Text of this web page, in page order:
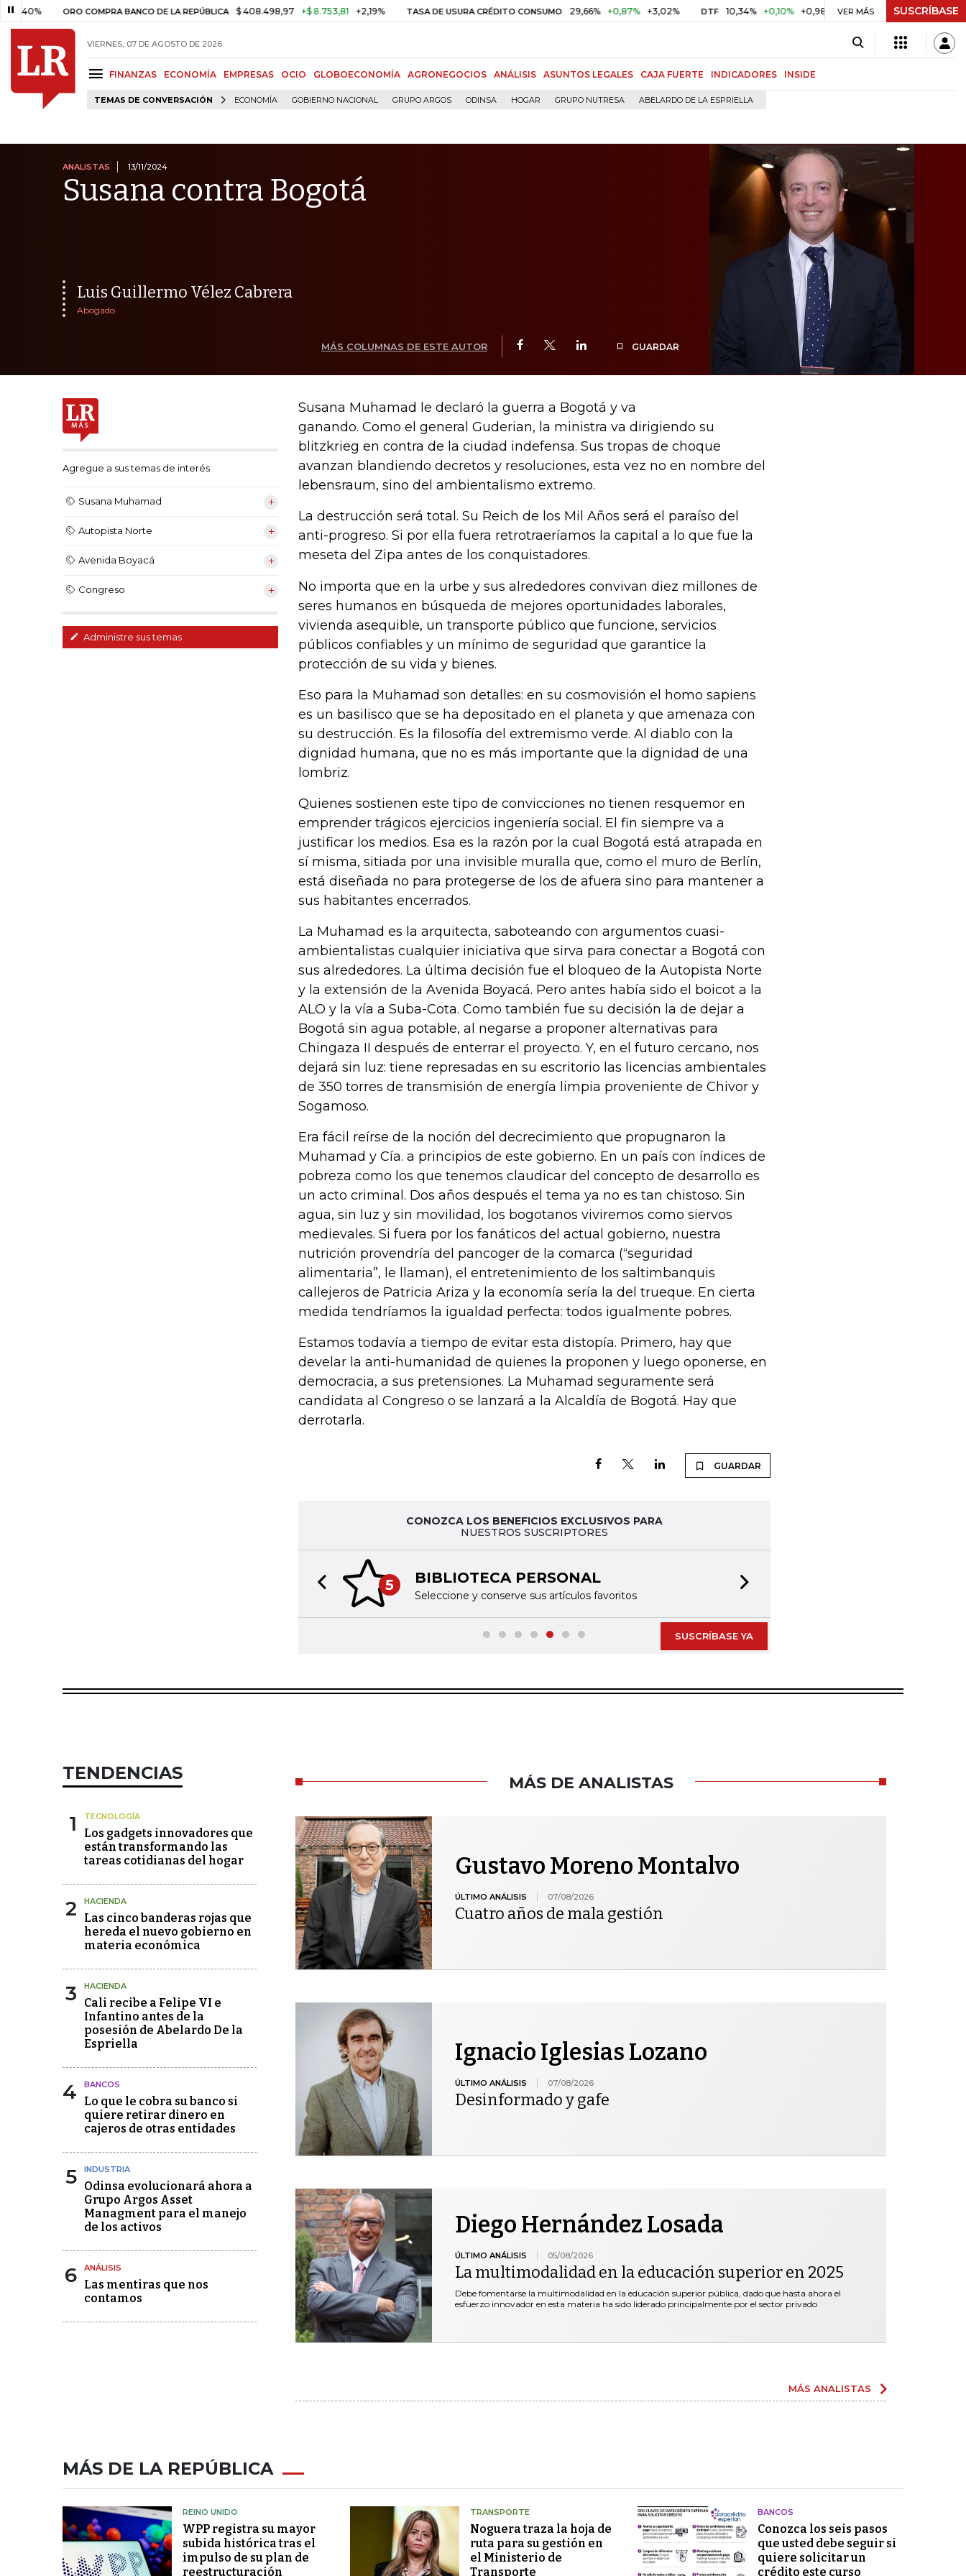
ORO COMPRA BANCO DE LA REPÚBLICA $ 408.498,97 +$ 8.753,81 +2,19% TASA DE USURA CRÉDITO CONSUMO 29,66% +0,87% +3,02% DTF 10,34% +0,10% +0,98% UVR $ 416,91 +$ 0,05 +0,01%
VER MÁS SUSCRÍBASE
VIERNES, 07 DE AGOSTO DE 2026
FINANZAS ECONOMÍA EMPRESAS OCIO GLOBOECONOMÍA AGRONEGOCIOS ANÁLISIS ASUNTOS LEGALES CAJA FUERTE INDICADORES INSIDE
TEMAS DE CONVERSACIÓN ECONOMÍA GOBIERNO NACIONAL GRUPO ARGOS ODINSA HOGAR GRUPO NUTRESA ABELARDO DE LA ESPRIELLA
ANALISTAS 13/11/2024
Susana contra Bogotá
Luis Guillermo Vélez Cabrera
Abogado
MÁS COLUMNAS DE ESTE AUTOR GUARDAR
Agregue a sus temas de interés
Susana Muhamad
Autopista Norte
Avenida Boyacá
Congreso
Administre sus temas
Susana Muhamad le declaró la guerra a Bogotá y va
ganando. Como el general Guderian, la ministra va dirigiendo su
blitzkrieg en contra de la ciudad indefensa. Sus tropas de choque
avanzan blandiendo decretos y resoluciones, esta vez no en nombre del
lebensraum, sino del ambientalismo extremo.
La destrucción será total. Su Reich de los Mil Años será el paraíso del
anti-progreso. Si por ella fuera retrotraeríamos la capital a lo que fue la
meseta del Zipa antes de los conquistadores.
No importa que en la urbe y sus alrededores convivan diez millones de
seres humanos en búsqueda de mejores oportunidades laborales,
vivienda asequible, un transporte público que funcione, servicios
públicos confiables y un mínimo de seguridad que garantice la
protección de su vida y bienes.
Eso para la Muhamad son detalles: en su cosmovisión el homo sapiens
es un basilisco que se ha depositado en el planeta y que amenaza con
su destrucción. Es la filosofía del extremismo verde. Al diablo con la
dignidad humana, que no es más importante que la dignidad de una
lombriz.
Quienes sostienen este tipo de convicciones no tienen resquemor en
emprender trágicos ejercicios ingeniería social. El fin siempre va a
justificar los medios. Esa es la razón por la cual Bogotá está atrapada en
sí misma, sitiada por una invisible muralla que, como el muro de Berlín,
está diseñada no para protegerse de los de afuera sino para mantener a
sus habitantes encerrados.
La Muhamad es la arquitecta, saboteando con argumentos cuasi-
ambientalistas cualquier iniciativa que sirva para conectar a Bogotá con
sus alrededores. La última decisión fue el bloqueo de la Autopista Norte
y la extensión de la Avenida Boyacá. Pero antes había sido el boicot a la
ALO y la vía a Suba-Cota. Como también fue su decisión la de dejar a
Bogotá sin agua potable, al negarse a proponer alternativas para
Chingaza II después de enterrar el proyecto. Y, en el futuro cercano, nos
dejará sin luz: tiene represadas en su escritorio las licencias ambientales
de 350 torres de transmisión de energía limpia proveniente de Chivor y
Sogamoso.
Era fácil reírse de la noción del decrecimiento que propugnaron la
Muhamad y Cía. a principios de este gobierno. En un país con índices de
pobreza como los que tenemos claudicar del concepto de desarrollo es
un acto criminal. Dos años después el tema ya no es tan chistoso. Sin
agua, sin luz y sin movilidad, los bogotanos viviremos como siervos
medievales. Si fuera por los fanáticos del actual gobierno, nuestra
nutrición provendría del pancoger de la comarca (“seguridad
alimentaria”, le llaman), el entretenimiento de los saltimbanquis
callejeros de Patricia Ariza y la economía sería la del trueque. En cierta
medida tendríamos la igualdad perfecta: todos igualmente pobres.
Estamos todavía a tiempo de evitar esta distopía. Primero, hay que
develar la anti-humanidad de quienes la proponen y luego oponerse, en
democracia, a sus pretensiones. La Muhamad seguramente será
candidata al Congreso o se lanzará a la Alcaldía de Bogotá. Hay que
derrotarla.
GUARDAR
CONOZCA LOS BENEFICIOS EXCLUSIVOS PARA
NUESTROS SUSCRIPTORES
5 BIBLIOTECA PERSONAL
Seleccione y conserve sus artículos favoritos
Previous slide
SUSCRÍBASE YA
TENDENCIAS
1 TECNOLOGÍA
Los gadgets innovadores que
están transformando las
tareas cotidianas del hogar
2 HACIENDA
Las cinco banderas rojas que
hereda el nuevo gobierno en
materia económica
3 HACIENDA
Cali recibe a Felipe VI e
Infantino antes de la
posesión de Abelardo De la
Espriella
4 BANCOS
Lo que le cobra su banco si
quiere retirar dinero en
cajeros de otras entidades
5 INDUSTRIA
Odinsa evolucionará ahora a
Grupo Argos Asset
Managment para el manejo
de los activos
6 ANÁLISIS
Las mentiras que nos
contamos
MÁS DE ANALISTAS
Gustavo Moreno Montalvo
ÚLTIMO ANÁLISIS 07/08/2026
Cuatro años de mala gestión
Ignacio Iglesias Lozano
ÚLTIMO ANÁLISIS 07/08/2026
Desinformado y gafe
Diego Hernández Losada
ÚLTIMO ANÁLISIS 05/08/2026
La multimodalidad en la educación superior en 2025
Debe fomentarse la multimodalidad en la educación superior pública, dado que hasta ahora el
esfuerzo innovador en esta materia ha sido liderado principalmente por el sector privado
MÁS ANALISTAS
MÁS DE LA REPÚBLICA
REINO UNIDO
WPP registra su mayor
subida histórica tras el
impulso de su plan de
reestructuración
TRANSPORTE
Noguera traza la hoja de
ruta para su gestión en
el Ministerio de
Transporte
BANCOS
Conozca los seis pasos
que usted debe seguir si
quiere solicitar un
crédito este curso